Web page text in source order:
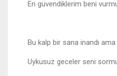
En güvendiklerim beni
Bu kalp bir sana inandı ama
Uykusuz geceler seni